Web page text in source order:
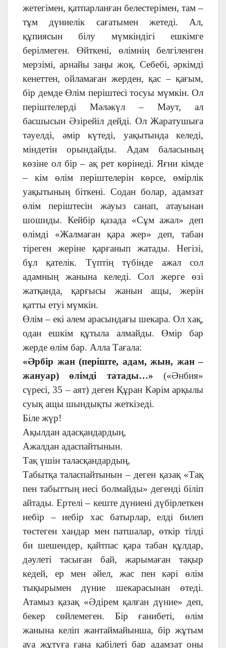
жетегімен, қатпарланған белестерімен, там –
тұм дүниелік сағатымен жетеді. Ал,
құпиясын білу мүмкіндігі ешкімге
берілмеген. Өйткені, өлімнің белгіленген
мерзімі, арнайы заңы жоқ. Себебі, әркімді
кенеттен, ойламаған жерден, қас – қағым,
бір демде Өлім періштесі тосуы мүмкін. Ол
періштелерді Мәләкүл – Мәут, ал
басшысын Әзірейіл дейді. Ол Жаратушыға
тәуелді, әмір күтеді, уақытында келеді,
міндетін орындайды. Адам баласының
көзіне ол бір – ақ рет көрінеді. Яғни кімде
– кім өлім періштелерін көрсе, өмірлік
уақытының біткені. Содан болар, адамзат
өлім періштесін жауыз санап, атауынан
шошиды. Кейбір қазада «Сұм ажал» деп
өлімді «Жалмаған қара жер» деп, табан
тіреген жеріне қарғанып жатады. Негізі,
бұл қателік. Түптің түбінде ажал сол
адамның жанына келеді. Сол жерге өзі
жатқанда, қарғысы жанын ащы, жерін
қатты етуі мүмкін.
Өлім – екі әлем арасындағы шекара. Ол хақ,
одан ешкім құтыла алмайды. Өмір бар
жерде өлім бар. Алла Тағала:
«Әрбір жан (періште, адам, жын, жан –
жануар) өлімді татады…» («Әнбия»
сүресі, 35 – аят) деген Құран Кәрім арқылы
суық ащы шындықты жеткізеді.
Біле жүр!
Ақылдан адасқандардың,
Ажалдан адаспайтынын.
Тақ үшін таласқандардың,
Табытқа таласпайтынын – деген қазақ «Тақ
пен табыттың иесі болмайды» дегенді біліп
айтады. Ертелі – кеште дүниені дүбірлеткен
небір – небір хас батырлар, елді билеп
төстеген хандар мен патшалар, өткір тілді
би шешендер, қайтпас қара табан құлдар,
дәулеті тасыған бай, жарымаған тақыр
кедей, ер мен әйел, жас пен кәрі өлім
тықырымен дүние шекарасынан өтеді.
Атамыз қазақ «Әдірем қалған дүние» деп,
бекер сөйлемеген. Бір ғанибеті, өлім
жанына келіп жантаймайынша, бір жұтым
ауа жұтуға ғана қабілеті бар адамзат оны